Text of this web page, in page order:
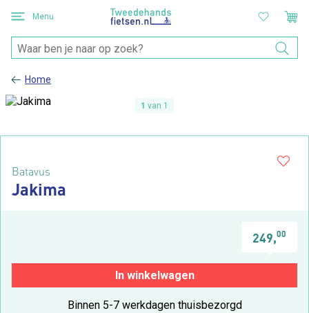
Menu
Home
1 van 1
Batavus
Jakima
249,00
In winkelwagen
Binnen 5-7 werkdagen thuisbezorgd